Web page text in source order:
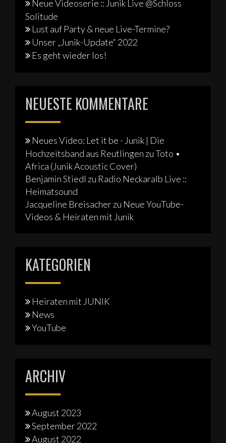
Neue Videoserie :: Junik Live @Schloss
Solitude
Lust auf Party & neue Live-Termine?
Unser „Junik-Update“ 2022
Es geht wieder los!
NEUESTE KOMMENTARE
Neues Video: Let it be - Junik | Die
Hochzeitsband aus Reutlingen zuToto •
Africa (Junik Acoustic Cover)
Benjamin Stiedl zu Radio Neckaralb Live ::
Heimatsound
Jacqueline Breisacherzu Neue YouTube-
Videos & Heiraten mit Junik
KATEGORIEN
Heiraten mit JUNIK
News
YouTube
ARCHIV
August 2023
September 2022
August 2022